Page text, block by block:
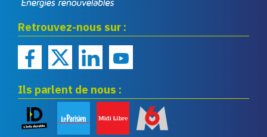
renouvelables
Retrouvez-nous sur :
Ils parlent de nous :